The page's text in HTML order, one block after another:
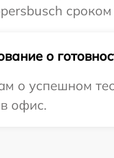
о
о успешном
офис.